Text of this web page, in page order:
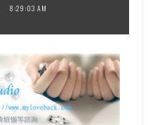
8:29:03 AM